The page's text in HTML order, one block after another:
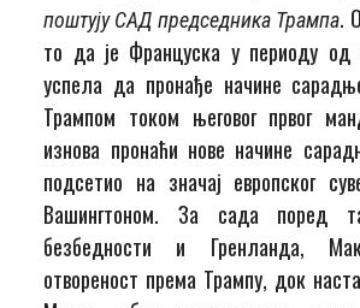
поштују САД председника Трампа.
то да је Француска у периоду
успела да пронађе начине
Трампом током његовог првог
изнова пронаћи нове начине
подсетио на значај европског
Вашингтоном. За сада поред
безбедности и Гренланда,
отвореност према Трампу, док